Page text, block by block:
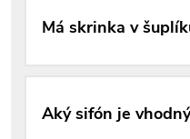
Má skrinka v
Aký sifón je